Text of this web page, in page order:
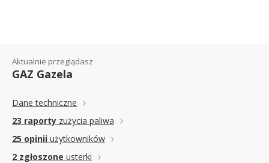
Aktualnie przeglądasz
GAZ Gazela
Dane techniczne
23 raporty zużycia paliwa
25 opinii użytkowników
2 zgłoszone usterki